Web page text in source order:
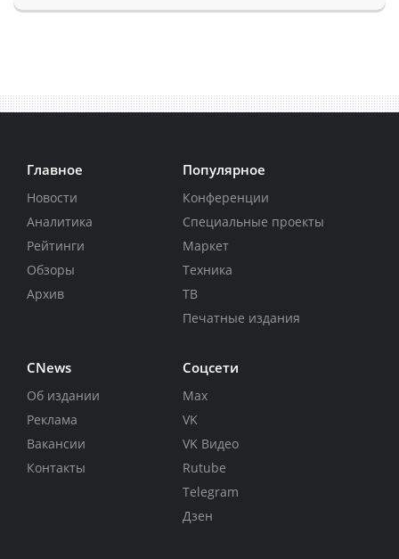
Главное
Новости
Аналитика
Рейтинги
Обзоры
Архив
Популярное
Конференции
Специальные проекты
Маркет
Техника
ТВ
Печатные издания
CNews
Об издании
Реклама
Вакансии
Контакты
Соцсети
Max
VK
VK Видео
Rutube
Telegram
Дзен